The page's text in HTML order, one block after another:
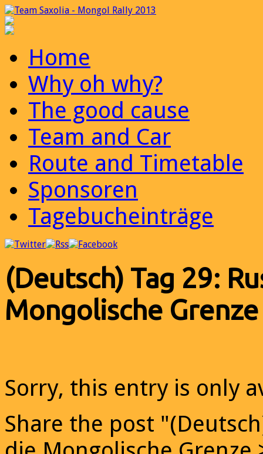
Home
Why oh why?
The good cause
Team and Car
Route and Timetable
Sponsoren
Tagebucheinträge
(Deutsch) Tag 29:
Mongolische
Sorry, this entry is only
Share the post